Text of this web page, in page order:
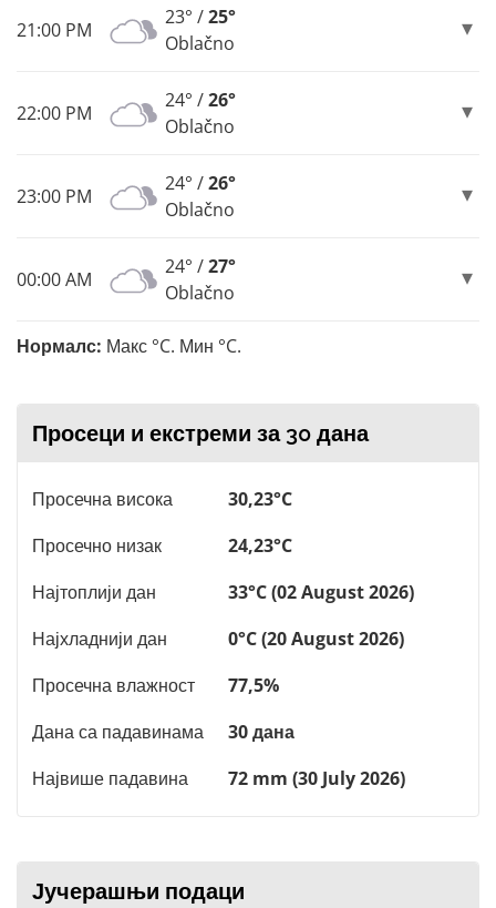
21:00 PM
23° /25°
Oblačno
22:00 PM
24° /26°
Oblačno
23:00 PM
24° /26°
Oblačno
00:00 AM
24° /27°
Oblačno
Нормалс: Макс °C. Мин °C.
Просеци и екстреми за 30 дана
Просечна висока
30,23°C
Просечно низак
24,23°C
Најтоплији дан
33°C (02 August 2026)
Најхладнији дан
0°C (20 August 2026)
Просечна влажност
77,5%
Дана са падавинама
30 дана
Највише падавина
72 mm (30 July 2026)
Јучерашњи подаци